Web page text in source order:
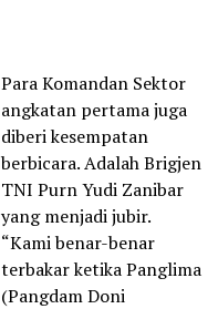
Para Komandan Sektor
angkatan pertama juga
diberi kesempatan
berbicara. Adalah Brigjen
TNI Purn Yudi Zanibar
yang menjadi jubir.
“Kami benar-benar
terbakar ketika Panglima
(Pangdam Doni